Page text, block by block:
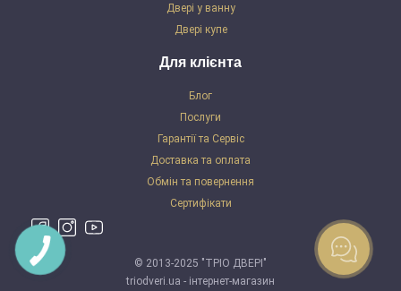
Двері у ванну
Двері купе
Для клієнта
Блог
Послуги
Гарантії та Сервіс
Доставка та оплата
Обмін та повернення
Сертифікати
© 2013-2025 "ТРІО ДВЕРІ"
triodveri.ua - інтернет-магазин